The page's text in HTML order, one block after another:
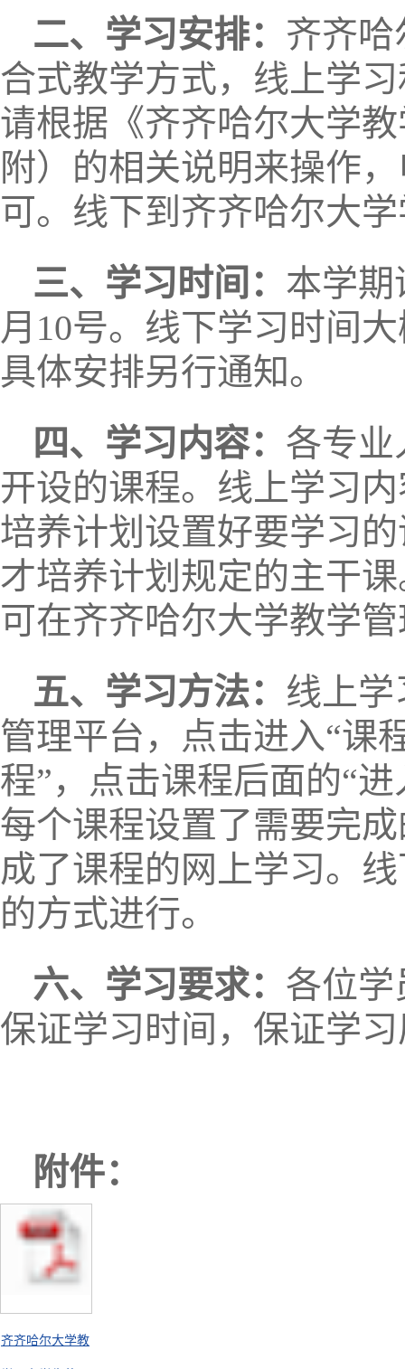
二、学习安排： 齐齐
合式教学方式，线上学
请根据《齐齐哈尔大学
附）的相关说明来操作
可。线下到齐齐哈尔大
三、 学习时间： 本学期
月10号。线下学习时间
具体安排另行通知。
四、学习内容： 各专业
开设的课程。线上学习
培养计划设置好要学习
才培养计划规定的主干
可在齐齐哈尔大学教学
五、学习方法： 线上
管理平台，点击进入“课
程”，点击课程后面的“
每个课程设置了需要完
成了课程的网上学习。
的方式进行。
六、学习要求： 各位学
保证学习时间，保证学
附件：
齐齐哈尔大学教